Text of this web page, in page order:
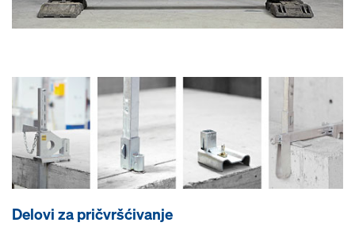
Delovi za pričvršćivanje